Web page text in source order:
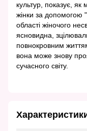
культур, показує, як
жінки за допомогою
області жіночого
ясновидна,
повнокровним
вона може знову
сучасного світу.